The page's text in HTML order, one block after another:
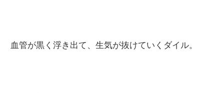
血管が黒く浮き出て、生気が抜けていくダイル。